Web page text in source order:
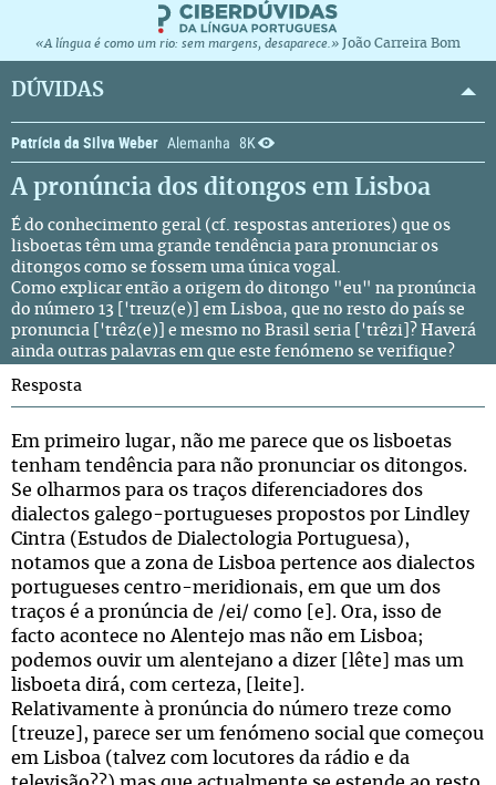
«A língua é como um rio: sem margens, desaparece.» João Carreira Bom
DÚVIDAS
Patrícia da Silva Weber Alemanha 8K
A pronúncia dos ditongos em Lisboa
É do conhecimento geral (cf. respostas anteriores) que os
lisboetas têm uma grande tendência para pronunciar os
ditongos como se fossem uma única vogal.
Como explicar então a origem do ditongo "eu" na pronúncia
do número 13 ['treuz(e)] em Lisboa, que no resto do país se
pronuncia ['trêz(e)] e mesmo no Brasil seria ['trêzi]? Haverá
ainda outras palavras em que este fenómeno se verifique?
Resposta
Em primeiro lugar, não me parece que os lisboetas
tenham tendência para não pronunciar os ditongos.
Se olharmos para os traços diferenciadores dos
dialectos galego-portugueses propostos por Lindley
Cintra (Estudos de Dialectologia Portuguesa),
notamos que a zona de Lisboa pertence aos dialectos
portugueses centro-meridionais, em que um dos
traços é a pronúncia de /ei/ como [e]. Ora, isso de
facto acontece no Alentejo mas não em Lisboa;
podemos ouvir um alentejano a dizer [lête] mas um
lisboeta dirá, com certeza, [leite].
Relativamente à pronúncia do número treze como
[treuze], parece ser um fenómeno social que começou
em Lisboa (talvez com locutores da rádio e da